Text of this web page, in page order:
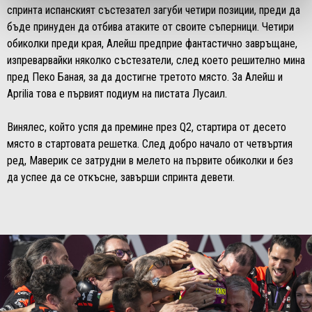
спринта испанският състезател загуби четири позиции, преди да
бъде принуден да отбива атаките от своите съперници. Четири
обиколки преди края, Алейш предприе фантастично завръщане,
изпреварвайки няколко състезатели, след което решително мина
пред Пеко Баная, за да достигне третото място. За Алейш и
Aprilia това е първият подиум на пистата Лусаил.
Винялес, който успя да премине през Q2, стартира от десето
място в стартовата решетка. След добро начало от четвъртия
ред, Маверик се затрудни в мелето на първите обиколки и без
да успее да се откъсне, завърши спринта девети.